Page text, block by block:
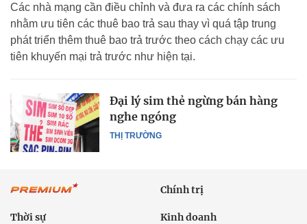
Các nhà mạng cần điều chỉnh và đưa ra các chính sách
nhằm ưu tiên các thuê bao trả sau thay vì quá tập trung
phát triển thêm thuê bao trả trước theo cách chạy các ưu
tiên khuyến mại trả trước như hiện tại.
THỊ TRƯỜNG
Đại lý sim thẻ ngừng bán hàng
nghe ngóng
Chính trị
Thời sự Kinh doanh